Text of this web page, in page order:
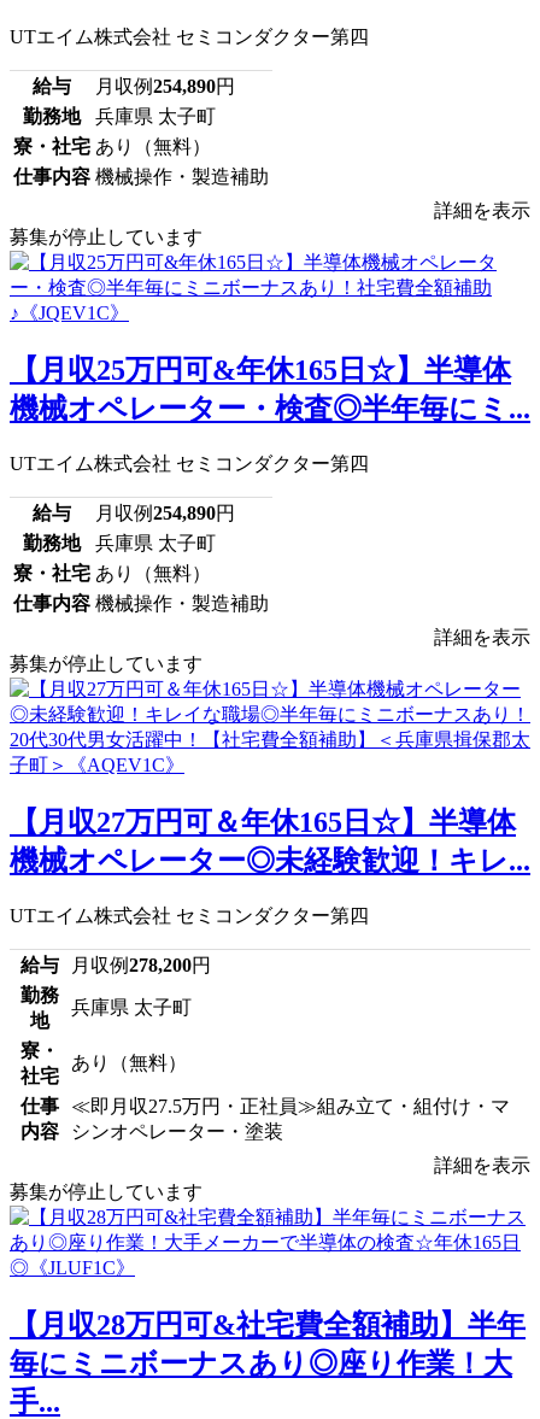
UTエイム株式会社 セミコンダクター第四
給与 月収例254,890円
勤務地
兵庫県 太子町
寮・社宅 あり（無料）
仕事内容 機械操作・製造補助
詳細を表示
募集が停止しています
【月収25万円可&年休165日☆】半導体
機械オペレーター・検査◎半年毎にミ...
UTエイム株式会社 セミコンダクター第四
給与 月収例254,890円
勤務地
兵庫県 太子町
寮・社宅 あり（無料）
仕事内容 機械操作・製造補助
詳細を表示
募集が停止しています
【月収27万円可＆年休165日☆】半導体
機械オペレーター◎未経験歓迎！キレ...
UTエイム株式会社 セミコンダクター第四
給与 月収例278,200円
勤務
地
兵庫県 太子町
寮・
社宅
あり（無料）
仕事
内容
≪即月収27.5万円・正社員≫組み立て・組付け・マ
シンオペレーター・塗装
詳細を表示
募集が停止しています
【月収28万円可&社宅費全額補助】半年
毎にミニボーナスあり◎座り作業！大
手...